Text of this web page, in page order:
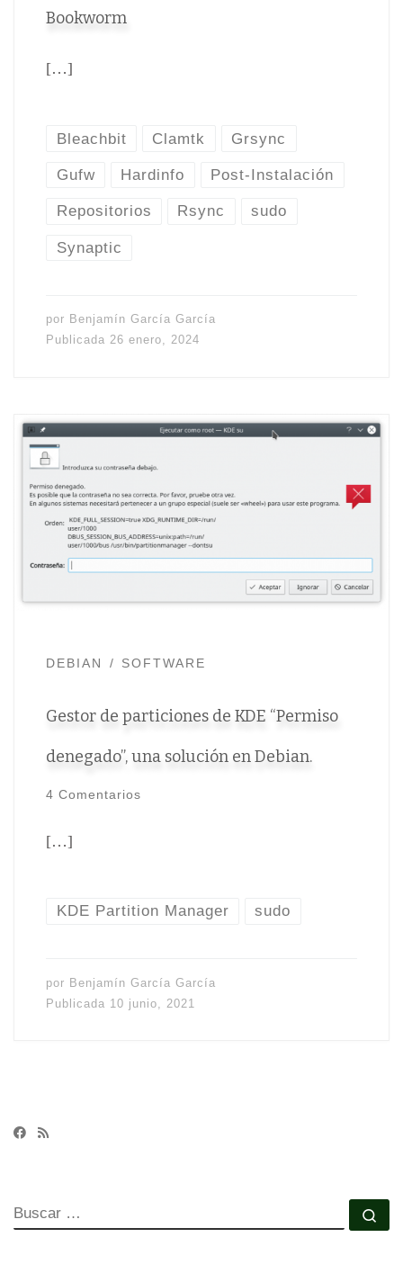
Bookworm
[…]
Bleachbit Clamtk Grsync
Gufw Hardinfo Post-Instalación
Repositorios Rsync sudo
Synaptic
por Benjamín García García
Publicada 26 enero, 2024
DEBIAN SOFTWARE
Gestor de particiones de KDE “Permiso
denegado”, una solución en Debian.
4 Comentarios
[…]
KDE Partition Manager sudo
por Benjamín García García
Publicada 10 junio, 2021
BUSCAR